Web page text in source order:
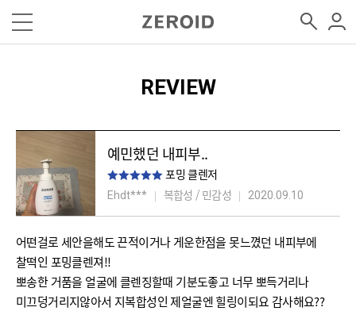
REVIEW
예민했던 내피부..
포밍 클렌저
Ehdt*** 복합성 / 민감성 2020.09.10
어떤걸로 세안을해도 끈적이거나 게운한점을 못느꼈던 내피부에
찰떡인 포밍클렌져!!
뽀송한 거품을 얼굴에 클렌징할때 기분도좋고 너무 뽀득거리나
미끄덩거리지않아서 지복합성인 제얼굴엔 힐링이되요 감사해요??